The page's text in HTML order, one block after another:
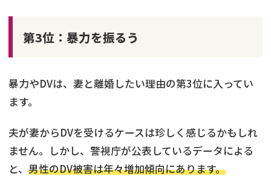
第3位：暴力を振るう
暴力やDVは、妻と離婚したい理由の第3位に入ってい
ます。
夫が妻からDVを受けるケースは珍しく感じるかもしれ
ません。しかし、警視庁が公表しているデータによる
と、 男性のDV被害は年々増加傾向にあります。